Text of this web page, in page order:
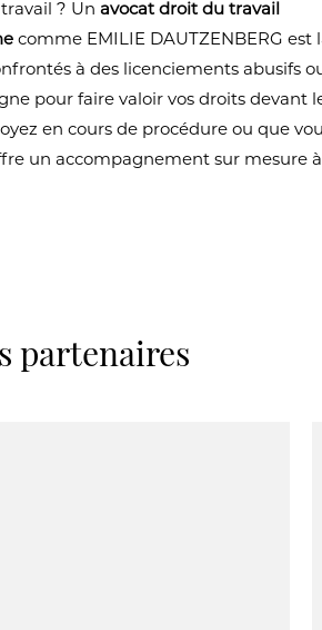
travail ? Unavocat droit du travail
comme EMILIE DAUTZENBERG est
à des licenciements abusifs
pour faire valoir vos droits devant
en cours de procédure ou que
un accompagnement sur mesure
partenaires